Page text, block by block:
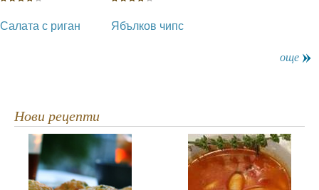
Салата с риган Ябълков чипс
още
Нови рецепти